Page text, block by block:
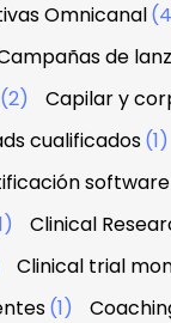
Omnicanal
de
(2) Capilar y
cualificados(1)
Clinical
Clinical trial
(1)